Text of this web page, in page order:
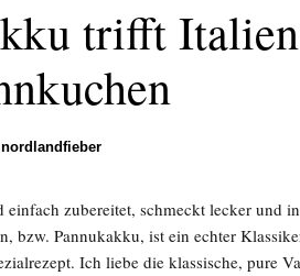
trifft
nordlandfieber
einfach zubereitet, schmeckt lecker und
bzw. Pannukakku, ist ein echter
Ich liebe die klassische, pure